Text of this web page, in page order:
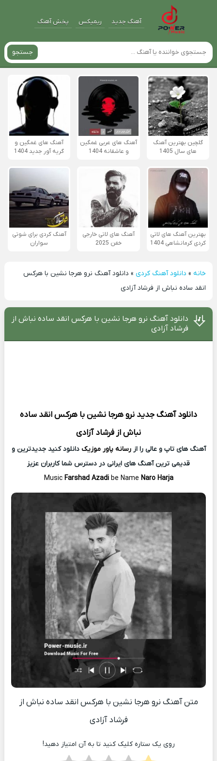
آهنگ جدید ریمیکس پخش آهنگ
جستجو
گلچین بهترین آهنگ
های سال 1405
آهنگ های عربی غمگین
و عاشقانه 1404
آهنگ های غمگین و
گریه آور جدید 1404
بهترین آهنگ های لاتی
کردی کرمانشاهی 1404
آهنگ های لاتی خارجی
خفن 2025
آهنگ کردی برای شوتی
سواران
خانه» دانلود آهنگ کردی » دانلود آهنگ نرو هرجا نشین با هرکس
انقد ساده نباش از فرشاد آزادی
دانلود آهنگ نرو هرجا نشین با هرکس انقد ساده نباش از
فرشاد آزادی
دانلود آهنگ جدید نرو هرجا نشین با هرکس انقد ساده
نباش ازفرشاد آزادی
آهنگ های تاپ و عالی را ازرسانه پاور موزیک دانلود کنید جدیدترین و
قدیمی ترین آهنگ های ایرانی در دسترس شما کاربران عزیز
MusicFarshad Azadi be Name Naro Harja
متن آهنگ نرو هرجا نشین با هرکس انقد ساده نباش از
فرشاد آزادی
روی یک ستاره کلیک کنید تا به آن امتیاز دهید!